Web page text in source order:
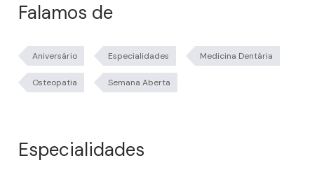
Falamos de
Aniversário Especialidades Medicina Dentária
Osteopatia Semana Aberta
Especialidades